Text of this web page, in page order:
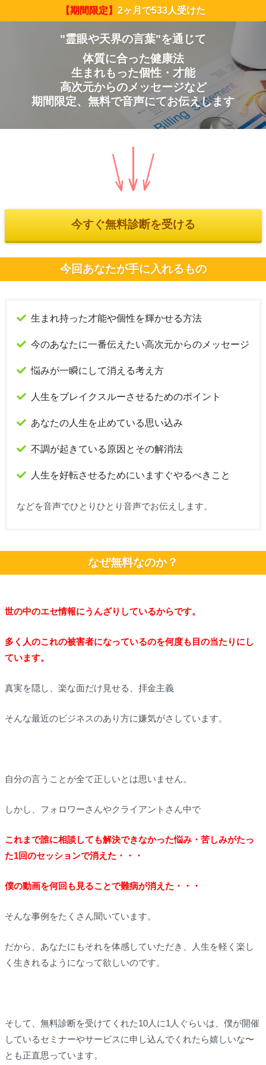
【期間限定】 2ヶ月で533人受けた
"霊眼や天界の言葉"を通じて
体質に合った健康法
生まれもった個性・才能
高次元からのメッセージなど
期間限定、無料で音声にてお伝えします
今すぐ無料診断を受ける
今回あなたが手に入れるもの
生まれ持った才能や個性を輝かせる方法
今のあなたに一番伝えたい高次元からのメッセージ
悩みが一瞬にして消える考え方
人生をブレイクスルーさせるためのポイント
あなたの人生を止めている思い込み
不調が起きている原因とその解消法
人生を好転させるためにいますぐやるべきこと
などを音声でひとりひとり音声でお伝えします。
なぜ無料なのか？
世の中のエセ情報にうんざりしているからです。
多く人のこれの被害者になっているのを何度も目の当たりにし
ています。
真実を隠し、楽な面だけ見せる、拝金主義
そんな最近のビジネスのあり方に嫌気がさしています。
自分の言うことが全て正しいとは思いません。
しかし、フォロワーさんやクライアントさん中で
これまで誰に相談しても解決できなかった悩み・苦しみがたっ
た1回のセッションで消えた・・・
僕の動画を何回も見ることで難病が消えた・・・
そんな事例をたくさん聞いています。
だから、あなたにもそれを体感していただき、人生を軽く楽し
く生きれるようになって欲しいのです。
そして、無料診断を受けてくれた10人に1人ぐらいは、僕が開催
しているセミナーやサービスに申し込んでくれたら嬉しいな〜
とも正直思っています。